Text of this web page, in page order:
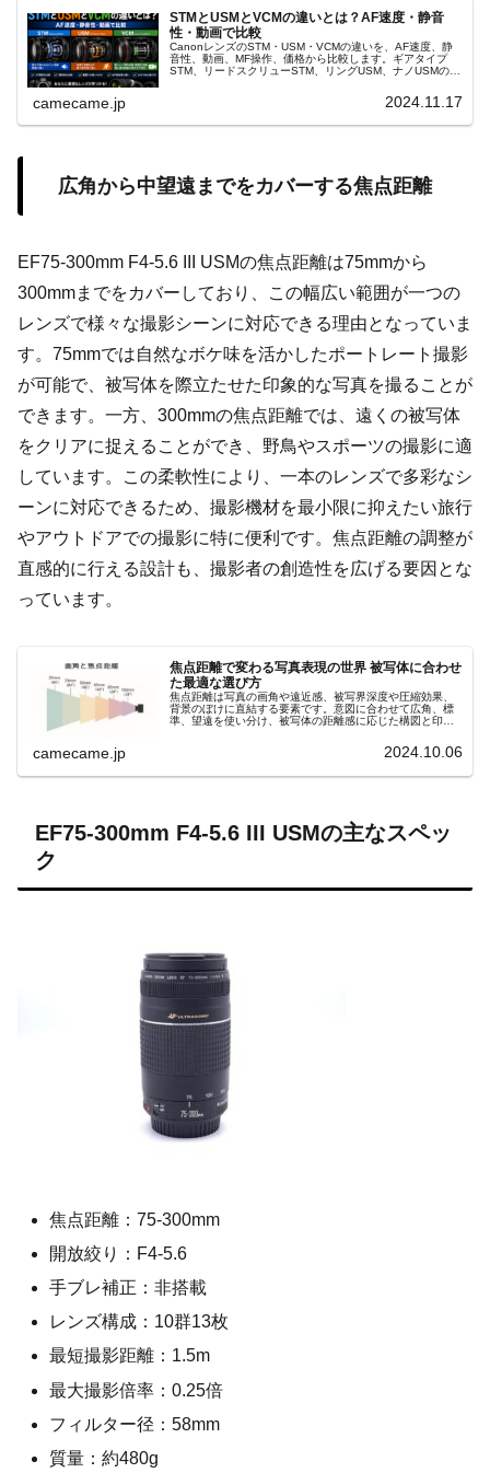
STMとUSMとVCMの違いとは？AF速度・静音
性・動画で比較
CanonレンズのSTM・USM・VCMの違いを、AF速度、静
音性、動画、MF操作、価格から比較します。ギアタイプ
STM、リードスクリューSTM、リングUSM、ナノUSMの特
camecame.jp 2024.11.17
広角から中望遠までをカバーする焦点距離
EF75-300mm F4-5.6 III USMの焦点距離は75mmから
300mmまでをカバーしており、この幅広い範囲が一つの
レンズで様々な撮影シーンに対応できる理由となっていま
す。75mmでは自然なボケ味を活かしたポートレート撮影
が可能で、被写体を際立たせた印象的な写真を撮ることが
できます。一方、300mmの焦点距離では、遠くの被写体
をクリアに捉えることができ、野鳥やスポーツの撮影に適
しています。この柔軟性により、一本のレンズで多彩なシ
ーンに対応できるため、撮影機材を最小限に抑えたい旅行
やアウトドアでの撮影に特に便利です。焦点距離の調整が
直感的に行える設計も、撮影者の創造性を広げる要因とな
っています。
焦点距離で変わる写真表現の世界 被写体に合わせ
た最適な選び方
焦点距離は写真の画角や遠近感、被写界深度や圧縮効果、
背景のぼけに直結する要素です。意図に合わせて広角、標
準、望遠を使い分け、被写体の距離感に応じた構図と印象
camecame.jp 2024.10.06
EF75-300mm F4-5.6 III USMの主なスペッ
ク
焦点距離：75-300mm
開放絞り：F4-5.6
手ブレ補正：非搭載
レンズ構成：10群13枚
最短撮影距離：1.5m
最大撮影倍率：0.25倍
フィルター径：58mm
質量：約480g